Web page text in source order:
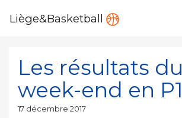
Liège&Basketball
Les résultats du
week-end en P1
Publié
17 décembre 2017